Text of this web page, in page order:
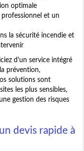
optimale
et un
la sécurité incendie et
d'un service intégré
prévention,
solutions sont
les plus sensibles,
gestion des risques
devis rapide à